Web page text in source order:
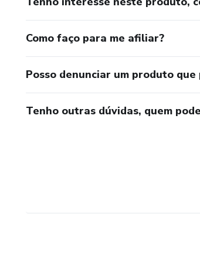
Como faço para me afiliar?
Posso denunciar um produto
Tenho outras dúvidas, quem